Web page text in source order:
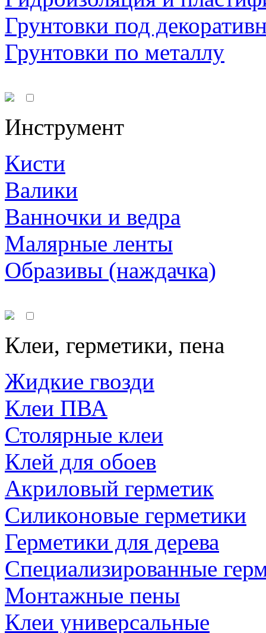
Грунтовки под
Грунтовки по металлу
Инструмент
Кисти
Валики
Ванночки и ведра
Малярные ленты
Образивы (наждачка)
Клеи, герметики, пена
Жидкие гвозди
Клеи ПВА
Столярные клеи
Клей для обоев
Акриловый герметик
Силиконовые герметики
Герметики для дерева
Специализированные
Монтажные пены
Клеи универсальные